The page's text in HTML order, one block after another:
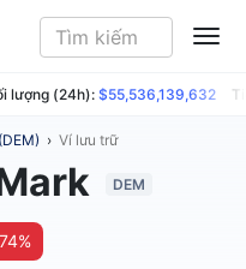
lượng (24h): $55,536,139,632
› Ví lưu trữ
DEM